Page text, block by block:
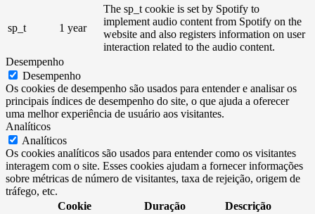
sp_t 1 year
The sp_t cookie is set by Spotify to
implement audio content from Spotify on the
website and also registers information on user
interaction related to the audio content.
Desempenho
Desempenho
Os cookies de desempenho são usados ​​para entender e analisar os
principais índices de desempenho do site, o que ajuda a oferecer
uma melhor experiência de usuário aos visitantes.
Analíticos
Analíticos
Os cookies analíticos são usados ​​para entender como os visitantes
interagem com o site. Esses cookies ajudam a fornecer informações
sobre métricas de número de visitantes, taxa de rejeição, origem de
tráfego, etc.
Cookie
Duração Descrição